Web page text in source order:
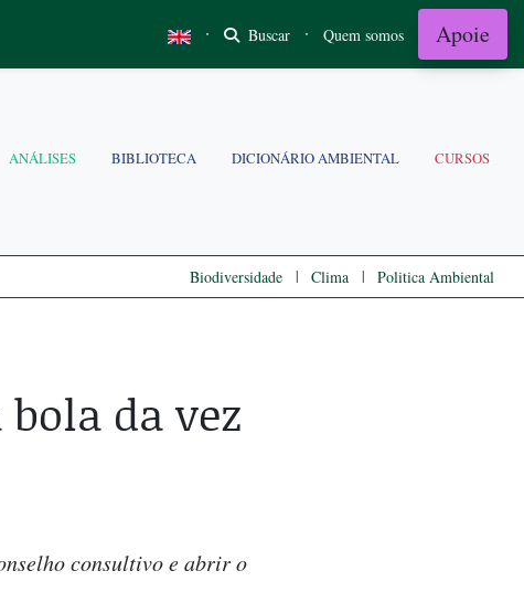
· Buscar · Quem somos Apoie
ANÁLISES BIBLIOTECA DICIONÁRIO AMBIENTAL CURSOS
Biodiversidade | Clima | Politica Ambiental
da vez
consultivo e abrir o